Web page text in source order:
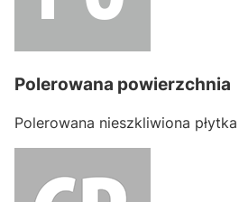
Polerowana powierzchnia
Polerowana nieszkliwiona